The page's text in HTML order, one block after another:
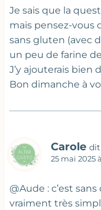
Je sais que la
mais pensez-vous
sans gluten (avec
un peu de farine
J’y ajouterais bien
Bon dimanche à
Carole dit
25 mai 2025
@Aude : c’est
vraiment très